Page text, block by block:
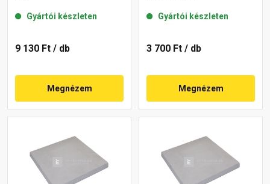
Gyártói készleten
9 130 Ft / db
Megnézem
Gyártói készleten
3 700 Ft / db
Megnézem